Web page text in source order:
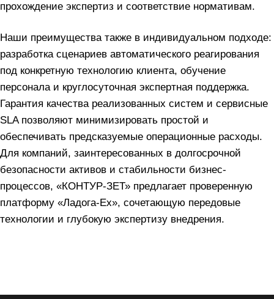
прохождение экспертиз и соответствие нормативам.
Наши преимущества также в индивидуальном подходе:
разработка сценариев автоматического реагирования
под конкретную технологию клиента, обучение
персонала и круглосуточная экспертная поддержка.
Гарантия качества реализованных систем и сервисные
SLA позволяют минимизировать простой и
обеспечивать предсказуемые операционные расходы.
Для компаний, заинтересованных в долгосрочной
безопасности активов и стабильности бизнес-
процессов, «КОНТУР-ЗЕТ» предлагает проверенную
платформу «Ладога-Ex», сочетающую передовые
технологии и глубокую экспертизу внедрения.